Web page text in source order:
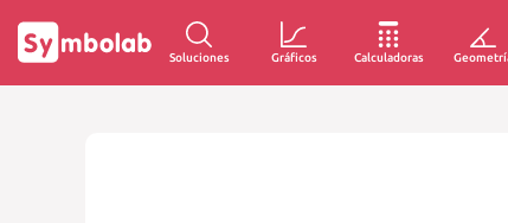
Soluciones Gráficos Calculadoras